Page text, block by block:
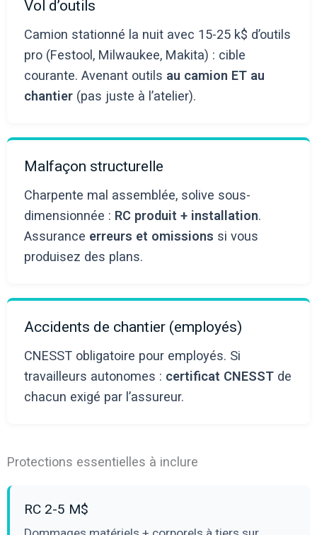
Vol d’outils
Camion stationné la nuit avec 15-25 k$ d’outils
pro (Festool, Milwaukee, Makita) : cible
courante. Avenant outils au camion ET au
chantier(pas juste à l’atelier).
Malfaçon structurelle
Charpente mal assemblée, solive sous-
dimensionnée : RC produit + installation.
Assurance erreurs et omissions si vous
produisez des plans.
Accidents de chantier (employés)
CNESST obligatoire pour employés. Si
travailleurs autonomes : certificat CNESSTde
chacun exigé par l’assureur.
Protections essentielles à inclure
RC 2-5 M$